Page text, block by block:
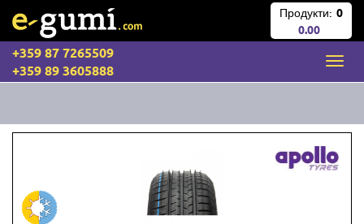
Продукти: 0
0.00
+359 87 7265509
+359 89 3605888